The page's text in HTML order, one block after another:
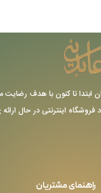
است و از همان ابتدا تا
فروشگاه اینترنتی در حال
راهنمای مشتریان